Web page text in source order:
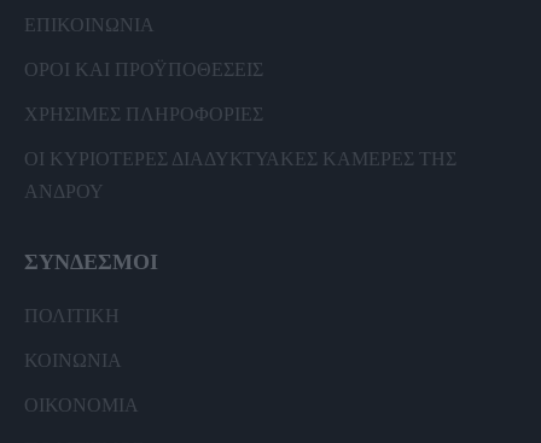
ΕΠΙΚΟΙΝΩΝΙΑ
ΟΡΟΙ ΚΑΙ ΠΡΟΫΠΟΘΕΣΕΙΣ
ΧΡΗΣΙΜΕΣ ΠΛΗΡΟΦΟΡΙΕΣ
ΟΙ ΚΥΡΙΟΤΕΡΕΣ ΔΙΑΔΥΚΤΥΑΚΕΣ ΚΑΜΕΡΕΣ ΤΗΣ
ΑΝΔΡΟΥ
ΣΥΝΔΕΣΜΟΙ
ΠΟΛΙΤΙΚΗ
ΚΟΙΝΩΝΙΑ
ΟΙΚΟΝΟΜΙΑ